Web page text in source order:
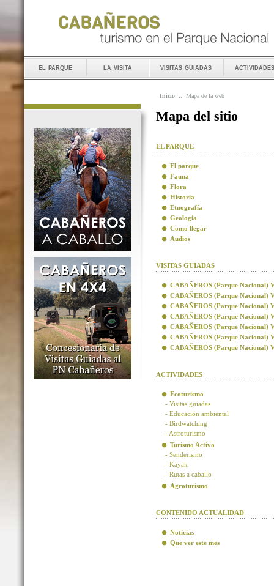
el parque la visita visitas guiadas actividades
Inicio :: Mapa de la web
Mapa del sitio
EL PARQUE
El parque
Fauna
Flora
Historia
Etnografía
Geología
Como llegar
Audios
VISITAS GUIADAS
CABAÑEROS (Parque Nacional)
CABAÑEROS (Parque Nacional)
CABAÑEROS (Parque Nacional)
CABAÑEROS (Parque Nacional)
CABAÑEROS (Parque Nacional)
CABAÑEROS (Parque Nacional)
CABAÑEROS (Parque Nacional)
ACTIVIDADES
Ecoturismo
- Visitas guiadas
- Educación ambiental
- Birdwatching
- Astroturismo
Turismo Activo
- Senderismo
- Kayak
- Rutas a caballo
Agroturismo
CONTENIDO ACTUALIDAD
Noticias
Que ver este mes